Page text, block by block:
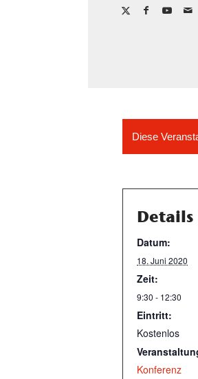
Diese
Details
Datum:
18. Juni 2020
Zeit:
9:30 - 12:30
Eintritt:
Kostenlos
Konferenz